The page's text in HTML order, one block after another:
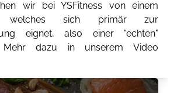
wir bei YSFitness von einem
welches sich primär zur
eignet, also einer "echten"
Mehr dazu in unserem Video